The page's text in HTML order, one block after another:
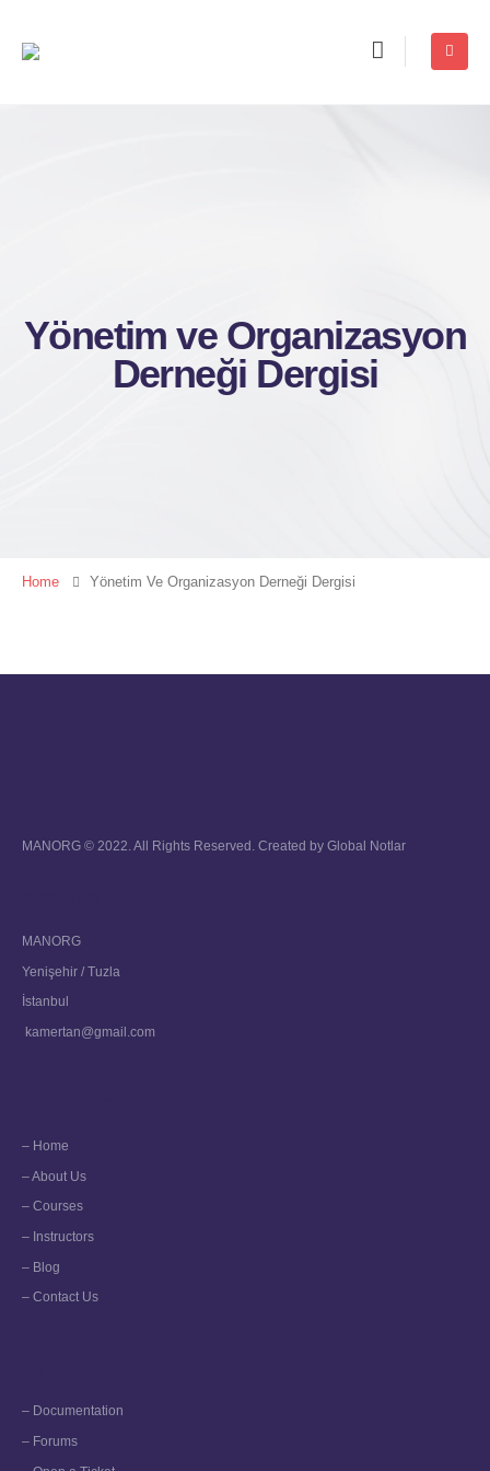
Yönetim ve Organizasyon
Derneği Dergisi
Home Yönetim Ve Organizasyon Derneği Dergisi
MANORG © 2022. All Rights Reserved. Created by Global Notlar
MANORG
Yenişehir / Tuzla
İstanbul
kamertan@gmail.com
– Home
– About Us
– Courses
– Instructors
– Blog
– Contact Us
– Documentation
– Forums